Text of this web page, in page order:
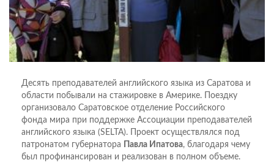
Десять преподавателей английского языка из Саратова и
области побывали на стажировке в Америке. Поездку
организовало Саратовское отделение Российского
фонда мира при поддержке Ассоциации преподавателей
английского языка (SELTA). Проект осуществлялся под
патронатом губернатора Павла Ипатова, благодаря чему
был профинансирован и реализован в полном объеме.